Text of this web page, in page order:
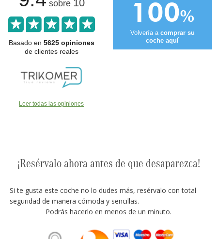
sobre 10
Basado en 5625 opiniones
de clientes reales
Leer todas las opiniones
100%
Volvería a comprar su
coche aquí
¡Resérvalo ahora antes de que desaparezca!
Si te gusta este coche no lo dudes más, resérvalo con total
seguridad de manera cómoda y sencillas.
Podrás hacerlo en menos de un minuto.